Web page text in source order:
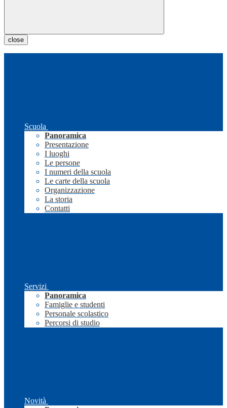
close
Scuola
Panoramica
Presentazione
I luoghi
Le persone
I numeri della scuola
Le carte della scuola
Organizzazione
La storia
Contatti
Servizi
Panoramica
Famiglie e studenti
Personale scolastico
Percorsi di studio
Novità